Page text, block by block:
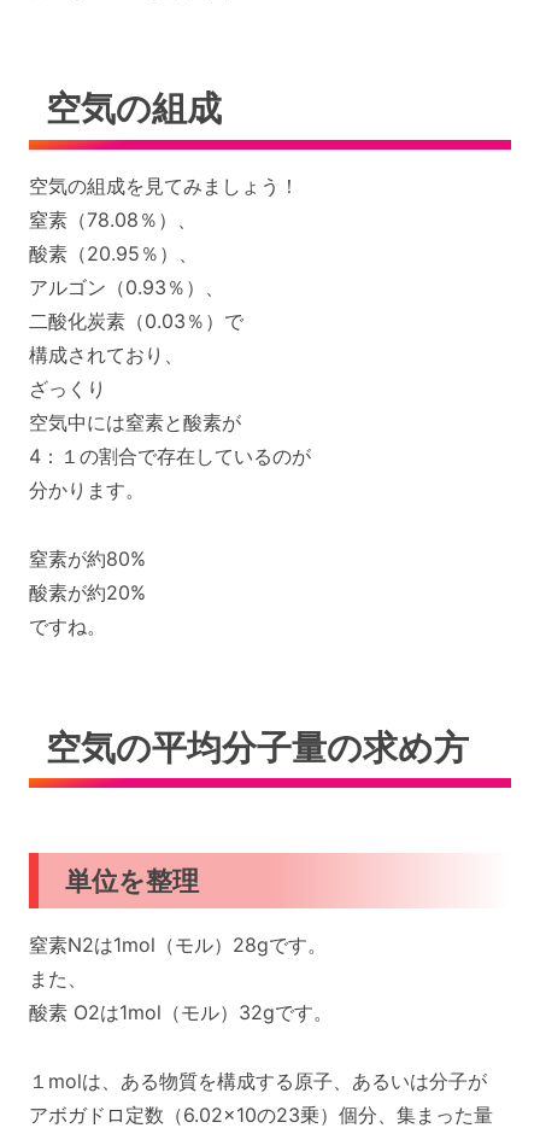
空気の組成
空気の組成を見てみましょう！
窒素（78.08％）、
酸素（20.95％）、
アルゴン（0.93％）、
二酸化炭素（0.03％）で
構成されており、
ざっくり
空気中には窒素と酸素が
4：１の割合で存在しているのが
分かります。
窒素が約80%
酸素が約20%
ですね。
空気の平均分子量の求め方
単位を整理
窒素N2は1mol（モル）28gです。
また、
酸素 O2は1mol（モル）32gです。
１molは、ある物質を構成する原子、あるいは分子が
アボガドロ定数（6.02×10の23乗）個分、集まった量